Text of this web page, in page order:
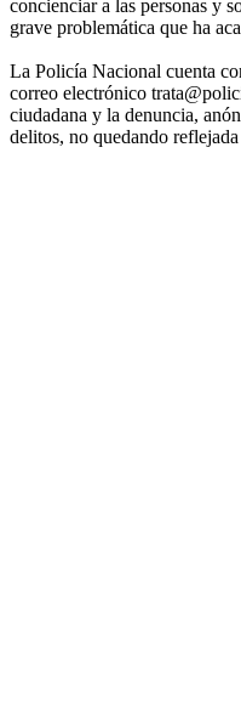
concienciar a las personas y
grave problemática que ha
La Policía Nacional cuenta
correo electrónico
ciudadana y la denuncia,
delitos, no quedando